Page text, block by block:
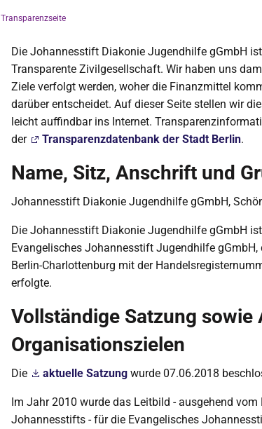
Transparenzseite
Die Johannesstift Diakonie Jugendhilfe gGmbH
Transparente Zivilgesellschaft. Wir haben uns
Ziele verfolgt werden, woher die Finanzmittel
darüber entscheidet. Auf dieser Seite stellen wir
leicht auffindbar ins Internet.
der
Transparenzdatenbank der Stadt Berlin.
Name, Sitz, Anschrift und
Johannesstift Diakonie Jugendhilfe gGmbH,
Die Johannesstift Diakonie Jugendhilfe gGmbH
Evangelisches Johannesstift Jugendhilfe
Berlin-Charlottenburg mit der
erfolgte.
Vollständige Satzung sowie
Organisationszielen
Die aktuelle Satzung wurde 07.06.2018
Im Jahr 2010 wurde das Leitbild - ausgehend
Johannesstifts - für die Evangelisches